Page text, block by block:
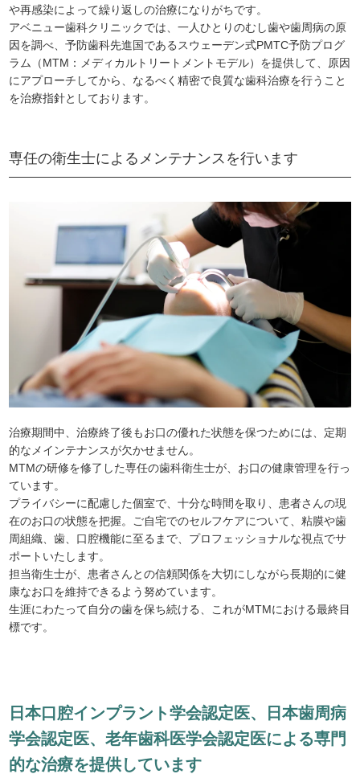
や再感染によって繰り返しの治療になりがちです。
アベニュー歯科クリニックでは、一人ひとりのむし歯や歯周病の原
因を調べ、予防歯科先進国であるスウェーデン式PMTC予防プログ
ラム（MTM：メディカルトリートメントモデル）を提供して、原因
にアプローチしてから、なるべく精密で良質な歯科治療を行うこと
を治療指針としております。
治療期間中、治療終了後もお口の優れた状態を保つためには、定期
的なメインテナンスが欠かせません。
MTMの研修を修了した専任の歯科衛生士が、お口の健康管理を行っ
ています。
プライバシーに配慮した個室で、十分な時間を取り、患者さんの現
在のお口の状態を把握。ご自宅でのセルフケアについて、粘膜や歯
周組織、歯、口腔機能に至るまで、プロフェッショナルな視点でサ
ポートいたします。
担当衛生士が、患者さんとの信頼関係を大切にしながら長期的に健
康なお口を維持できるよう努めています。
生涯にわたって自分の歯を保ち続ける、これがMTMにおける最終目
標です。
専任の衛生士によるメンテナンスを行います
日本口 腔インプラン ト学会認定医、 日本歯周病
学会認定医、老年歯科医学会認定医によ る専門
的な治療を提供しています